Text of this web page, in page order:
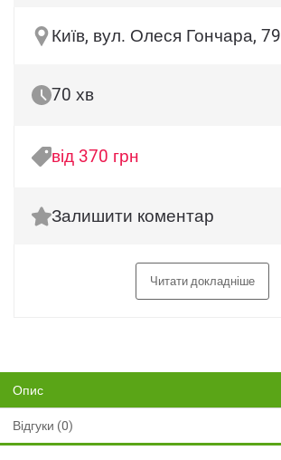
Київ, вул. Олеся Гончара, 79
70 хв
від 370 грн
Залишити коментар
Читати докладніше
Опис
Відгуки (0)